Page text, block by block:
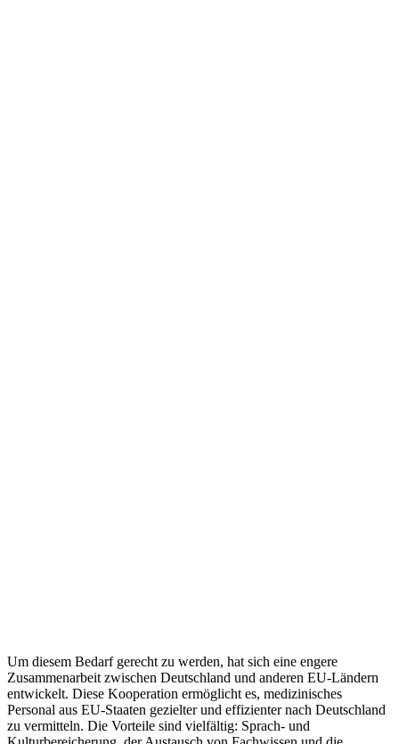
Um diesem Bedarf gerecht zu werden, hat sich eine engere
Zusammenarbeit zwischen Deutschland und anderen EU-Ländern
entwickelt. Diese Kooperation ermöglicht es, medizinisches
Personal aus EU-Staaten gezielter und effizienter nach Deutschland
zu vermitteln. Die Vorteile sind vielfältig: Sprach- und